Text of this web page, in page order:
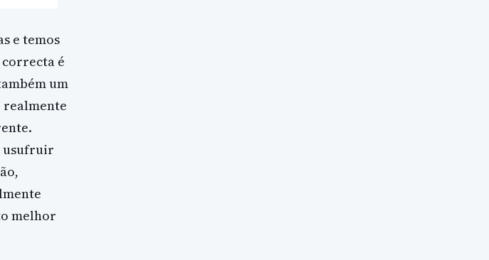
e temos
correcta é
um
realmente
usufruir
melhor